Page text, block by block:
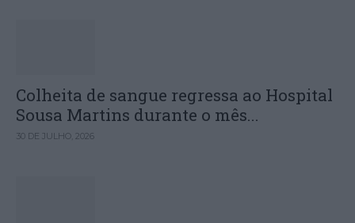
Colheita de sangue regressa ao Hospital
Sousa Martins durante o mês...
30 DE JULHO, 2026